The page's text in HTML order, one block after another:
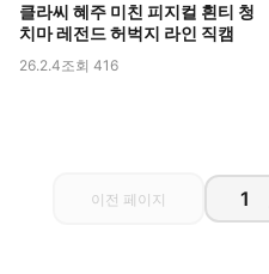
클라씨 혜주 미친 피지컬 흰티 청
치마 레전드 허벅지 라인 직캠
26.2.4조회 416
이전 페이지